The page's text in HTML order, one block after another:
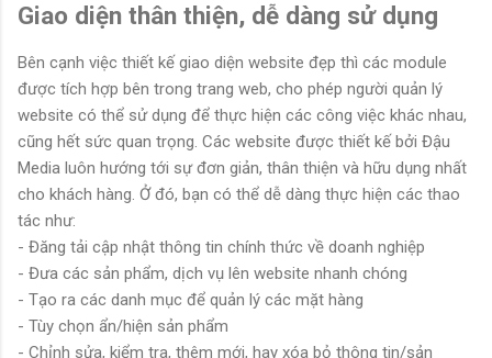
Giao diện thân thiện, dễ dàng sử dụng
Bên cạnh việc thiết kế giao diện website đẹp thì các module
được tích hợp bên trong trang web, cho phép người quản lý
website có thể sử dụng để thực hiện các công việc khác nhau,
cũng hết sức quan trọng. Các website được thiết kế bởi Đậu
Media luôn hướng tới sự đơn giản, thân thiện và hữu dụng nhất
cho khách hàng. Ở đó, bạn có thể dễ dàng thực hiện các thao
tác như:
- Đăng tải cập nhật thông tin chính thức về doanh nghiệp
- Đưa các sản phẩm, dịch vụ lên website nhanh chóng
- Tạo ra các danh mục để quản lý các mặt hàng
- Tùy chọn ẩn/hiện sản phẩm
- Chỉnh sửa, kiểm tra, thêm mới, hay xóa bỏ thông tin/sản